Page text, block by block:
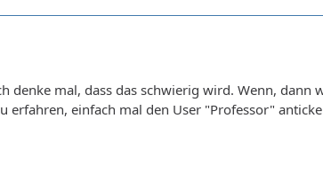
denke mal, dass das schwierig wird. Wenn,
erfahren, einfach mal den User "Professor"